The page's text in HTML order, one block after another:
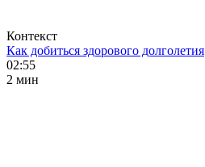
Контекст
Как добиться здорового долголетия
02:55
2 мин